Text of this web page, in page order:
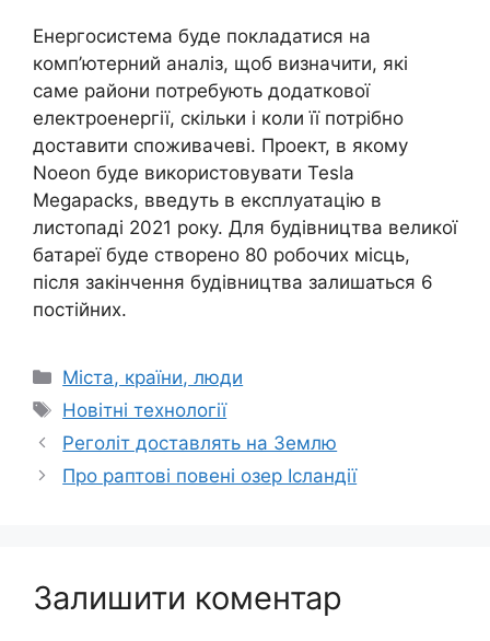
Енергосистема буде покладатися на
комп’ютерний аналіз, щоб визначити, які
саме райони потребують додаткової
електроенергії, скільки і коли її потрібно
доставити споживачеві. Проект, в якому
Noeon буде використовувати Tesla
Megapacks, введуть в експлуатацію в
листопаді 2021 року. Для будівництва великої
батареї буде створено 80 робочих місць,
після закінчення будівництва залишаться 6
постійних.
Категорії
Міста, країни, люди
Позначки
Новітні технології
Реголіт доставлять на Землю
Про раптові повені озер Ісландії
Залишити коментар